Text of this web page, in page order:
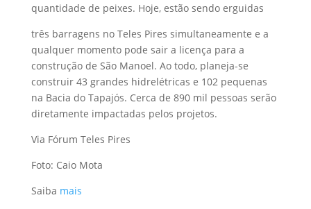
quantidade de peixes. Hoje, estão sendo erguidas
três barragens no Teles Pires simultaneamente e a
qualquer momento pode sair a licença para a
construção de São Manoel. Ao todo, planeja-se
construir 43 grandes hidrelétricas e 102 pequenas
na Bacia do Tapajós. Cerca de 890 mil pessoas serão
diretamente impactadas pelos projetos.
Via Fórum Teles Pires
Foto: Caio Mota
Saiba mais